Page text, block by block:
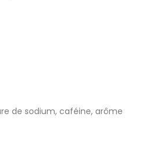
de sodium, caféine, arôme